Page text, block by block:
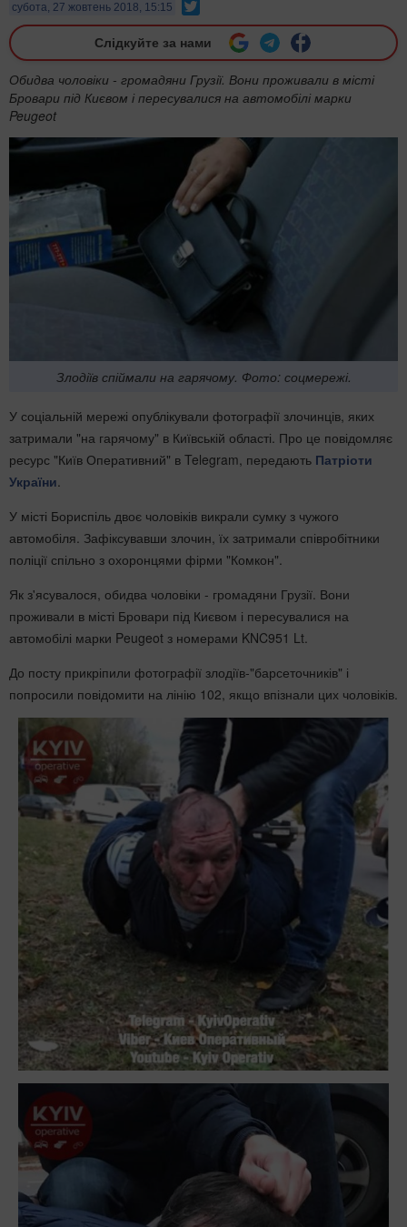
субота, 27 жовтень 2018, 15:15
Слідкуйте за нами
Обидва чоловіки - громадяни Грузії. Вони проживали в місті
Бровари під Києвом і пересувалися на автомобілі марки
Peugeot
Злодіїв спіймали на гарячому. Фото: соцмережі.
У соціальній мережі опублікували фотографії злочинців, яких
затримали "на гарячому" в Київській області. Про це повідомляє
ресурс "Київ Оперативний" в Telegram, передають Патріоти
України.
У місті Бориспіль двоє чоловіків викрали сумку з чужого
автомобіля. Зафіксувавши злочин, їх затримали співробітники
поліції спільно з охоронцями фірми "Комкон".
Як з'ясувалося, обидва чоловіки - громадяни Грузії. Вони
проживали в місті Бровари під Києвом і пересувалися на
автомобілі марки Peugeot з номерами KNC951 Lt.
До посту прикріпили фотографії злодіїв-"барсеточників" і
попросили повідомити на лінію 102, якщо впізнали цих чоловіків.